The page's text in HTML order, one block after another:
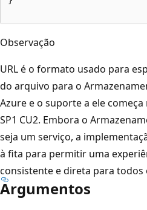
Observação
URL é o formato usado para
do arquivo para o
Azure e o suporte a ele começa
SP1 CU2. Embora o
seja um serviço, a
à fita para permitir uma
consistente e direta para todos
Argumentos